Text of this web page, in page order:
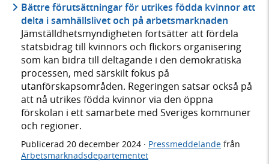
Bättre förutsättningar för utrikes födda kvinnor att
delta i samhällslivet och på arbetsmarknaden
Jämställdhetsmyndigheten fortsätter att fördela
statsbidrag till kvinnors och flickors organisering
som kan bidra till deltagande i den demokratiska
processen, med särskilt fokus på
utanförskapsområden. Regeringen satsar också på
att nå utrikes födda kvinnor via den öppna
förskolan i ett samarbete med Sveriges kommuner
och regioner.
Publicerad 20 december 2024 · Pressmeddelande från
Arbetsmarknadsdepartementet